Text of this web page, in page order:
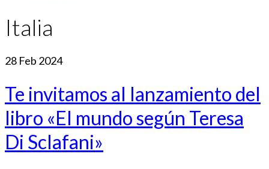
Italia
28 Feb 2024
Te invitamos al lanzamiento del
libro «El mundo según Teresa
Di Sclafani»